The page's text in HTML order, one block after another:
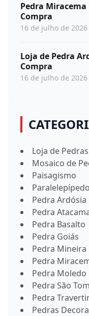
Pedra
Compra
16 de julho de 2026
Loja de Pedra
Compra
16 de julho de 2026
Loja de Pedras
Mosaico de
Paisagismo
Paralelepípedo
Pedra Ardósia
Pedra
Pedra Basalto
Pedra Goiás
Pedra Mineira
Pedra
Pedra Moledo
Pedra São
Pedra
Pedras